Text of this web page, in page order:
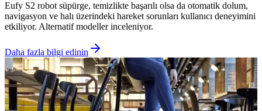
Eufy S2 robot süpürge, temizlikte başarılı olsa da otomatik dolum,
navigasyon ve halı üzerindeki hareket sorunları kullanıcı deneyimini
etkiliyor. Alternatif modeller inceleniyor.
Daha fazla bilgi edinin